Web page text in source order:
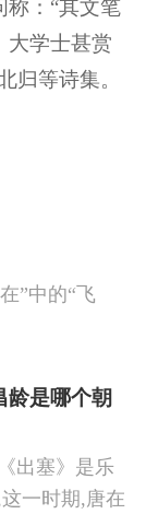
称：“其文笔
大学士甚赏
归等诗集。
”中的“飞
龄是哪个朝
出塞》是乐
一时期,唐在